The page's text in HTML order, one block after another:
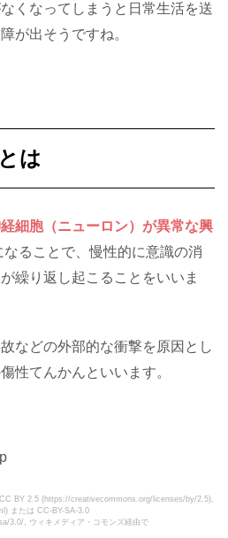
くなってしまうと日常生活を送
が出そうですね。
は
細胞（ニューロン）が異常な興
なることで、慢性的に意識の消
繰り返し起こることをいいま
などの外部的な衝撃を原因とし
性てんかんといいます。
BY 2.5 (https://creativecommons.org/licenses/by/2.5),
または CC-BY-SA-3.0
3.0/, ウィキメディア・コモンズ経由で